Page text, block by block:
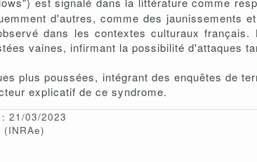
d'autres, comme des jaunissements
dans les contextes culturaux
vaines, infirmant la possibilité d'attaques
plus poussées, intégrant des enquêtes de
explicatif de ce syndrome.
21/03/2023
(INRAe)